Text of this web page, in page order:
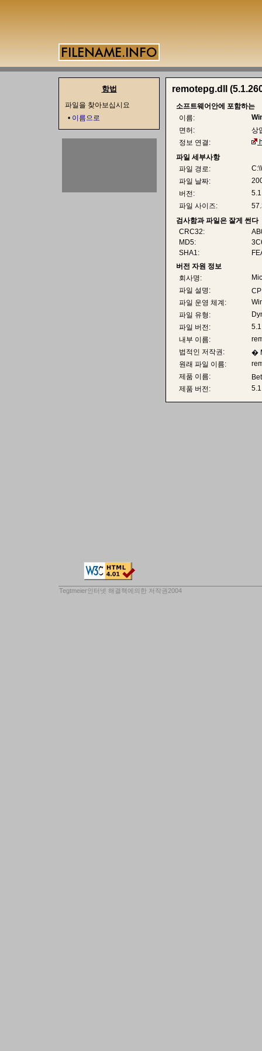
remotepg.dll
소프트웨어안에 포함하는
이름:
면허:
상
정보 연결:
파일 세부사항
파일 경로:
파일 날짜:
버전:
파일 사이즈:
검사함과 파일은 잘게 썬다
CRC32:
MD5:
SHA1:
버전 자원 정보
회사명:
파일 설명:
파일 운영 체계:
파일 유형:
파일 버전:
내부 이름:
법적인 저작권:
�
원래 파일 이름:
제품 이름:
제품 버전:
항법
파일을 찾아보십시요
• 이름으로
Tegtmeier인터넷 해결책 에의한 저작권2004